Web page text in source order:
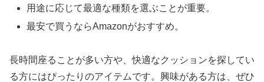
用途に応じて最適な種類を選ぶことが重要。
最安で買うならAmazonがおすすめ。
長時間座ることが多い方や、快適なクッションを探してい
る方にはぴったりのアイテムです。興味がある方は、ぜひ